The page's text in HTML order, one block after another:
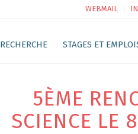
WEBMAIL
RECHERCHE STAGES ET
5ÈME
SCIENCE LE